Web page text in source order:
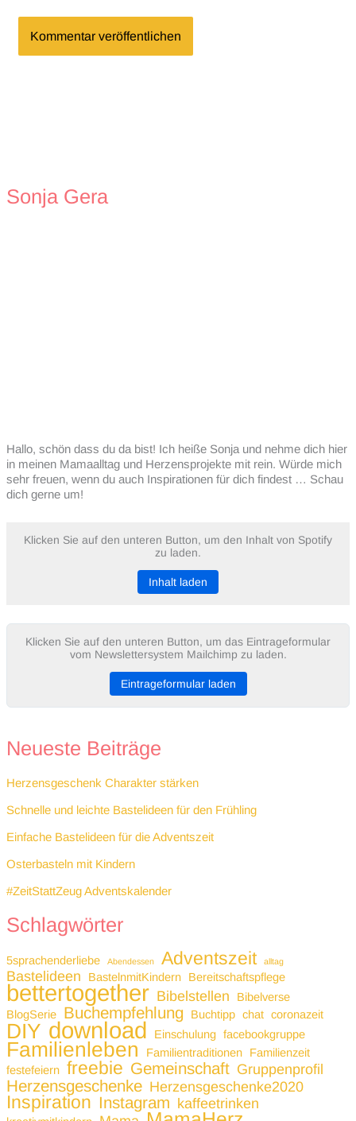
Sonja Gera
Hallo, schön dass du da bist! Ich heiße Sonja und nehme dich hier
in meinen Mamaalltag und Herzensprojekte mit rein. Würde mich
sehr freuen, wenn du auch Inspirationen für dich findest … Schau
dich gerne um!
Klicken Sie auf den unteren Button, um den Inhalt von Spotify
zu laden.
Inhalt laden
Klicken Sie auf den unteren Button, um das Eintrageformular
vom Newslettersystem Mailchimp zu laden.
Eintrageformular laden
Neueste Beiträge
Herzensgeschenk Charakter stärken
Schnelle und leichte Bastelideen für den Frühling
Einfache Bastelideen für die Adventszeit
Osterbasteln mit Kindern
#ZeitStattZeug Adventskalender
Schlagwörter
5sprachenderliebe Abendessen Adventszeit alltag
Bastelideen BastelnmitKindern Bereitschaftspflege
bettertogether Bibelstellen
Bibelverse
BlogSerie
Buchempfehlung Buchtipp chat coronazeit
DIY download Einschulung facebookgruppe
Familienleben Familientraditionen
Familienzeit
festefeiern freebie Gemeinschaft Gruppenprofil
Herzensgeschenke Herzensgeschenke2020
Inspiration Instagram kaffeetrinken